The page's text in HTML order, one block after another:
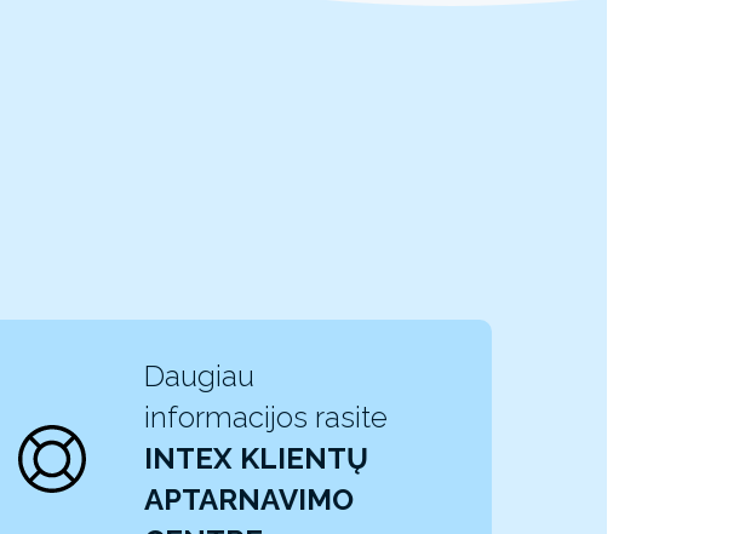
Daugiau
informacijos rasite
INTEX KLIENTŲ
APTARNAVIMO